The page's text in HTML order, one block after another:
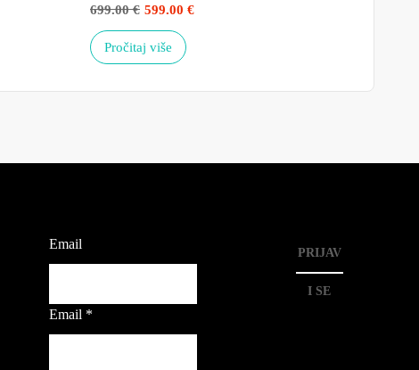
699.00€ 599.00 €
Pročitaj više
Email
Email *
PRIJAV
I SE